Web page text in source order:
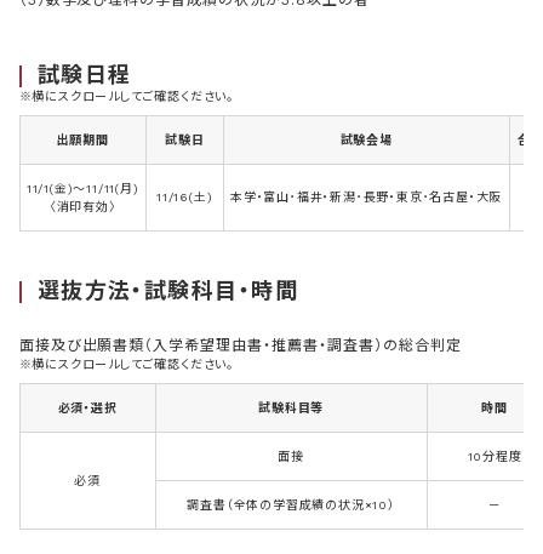
試験日程
※横にスクロールしてご確認ください。
出願期間 試験日 試験会場 合
11/1(金)～11/11(月)
〈消印有効〉
11/16(土) 本学・富山･福井・新潟･長野・東京･名古屋・大阪
選抜方法・試験科目・時間
面接及び出願書類（入学希望理由書・推薦書・調査書）の総合判定
※横にスクロールしてご確認ください。
必須・選択 試験科目等 時間
必須
面接 10分程度
調査書（全体の学習成績の状況×10） －